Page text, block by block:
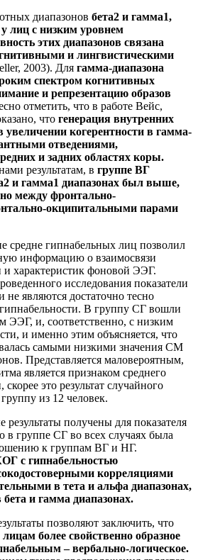
диапазонов бета2 и гамма1,
лиц с низким уровнем
этих диапазонов связана
и лингвистическими
2003). Для гамма-диапазона
спектром когнитивных
и репрезентацию образов
отметить, что в работе Вейс,
что генерация внутренних
увеличении когерентности в гамма-
отведениями,
и задних областях коры.
результатам, в группе ВГ
и гамма1 диапазонах был выше,
между фронтально-
окципитальными парами
средне гипнабельных лиц позволил
информацию о взаимосвязи
и характеристик фоновой ЭЭГ.
исследования показатели
являются достаточно тесно
В группу СГ вошли
ЭЭГ, и, соответственно, с низким
и именно этим объясняется, что
самыми низкими значения СМ
Представляется маловероятным,
является признаком среднего
это результат случайного
из 12 человек.
результаты получены для показателя
в группе СГ во всех случаях была
к группам ВГ и НГ.
с гипнабельностью
корреляциями
в тета и альфа диапазонах,
и гамма диапазонах.
позволяют заключить, что
более свойственно образное
– вербально-логическое.